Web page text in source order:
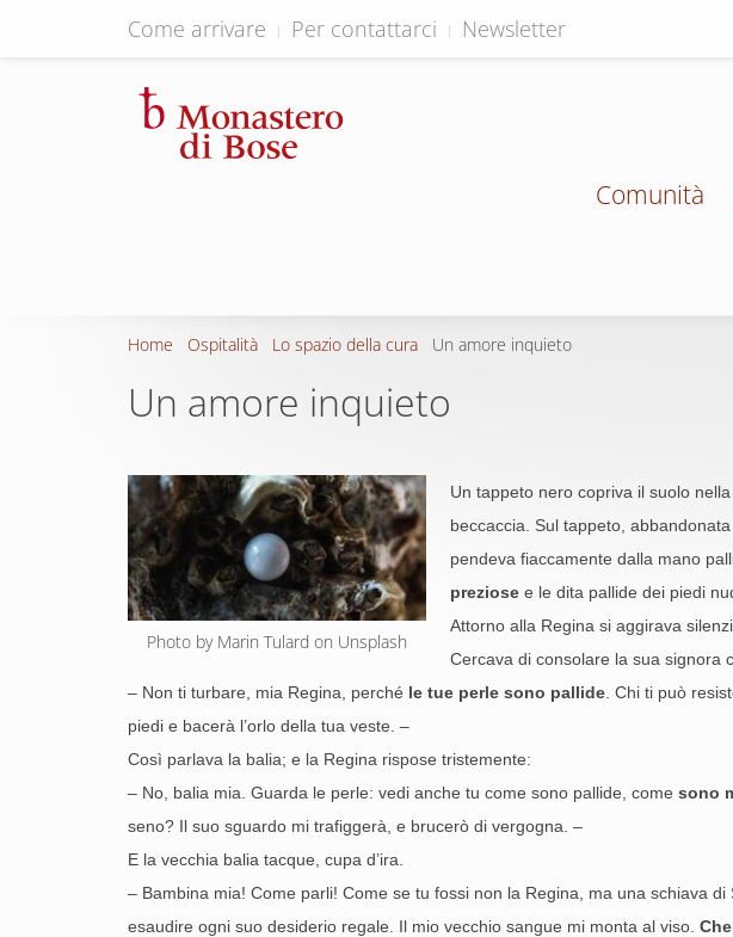
Come arrivare Per contattarci Newsletter
Comunità
Home Ospitalità Lo spazio della cura Un amore inquieto
Un amore inquieto
Photo by Marin Tulard on Unsplash
Un tappeto nero copriva il suolo
beccaccia. Sul tappeto,
pendeva fiaccamente dalla mano
preziose e le dita pallide dei piedi
Attorno alla Regina si aggirava
Cercava di consolare la sua signora
– Non ti turbare, mia Regina, perché le tue perle sono pallide . Chi ti può
piedi e bacerà l’orlo della tua veste. –
Così parlava la balia; e la Regina rispose tristemente:
– No, balia mia. Guarda le perle: vedi anche tu come sono pallide, come sono
seno? Il suo sguardo mi trafiggerà, e brucerò di vergogna. –
E la vecchia balia tacque, cupa d’ira.
– Bambina mia! Come parli! Come se tu fossi non la Regina, ma una schiava
esaudire ogni suo desiderio regale. Il mio vecchio sangue mi monta al viso.